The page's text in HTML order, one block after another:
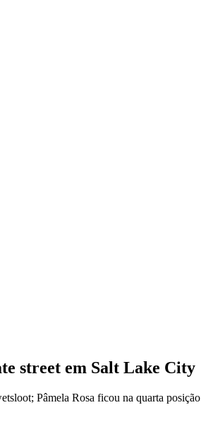
street em Salt Lake City
Pâmela Rosa ficou na quarta posição